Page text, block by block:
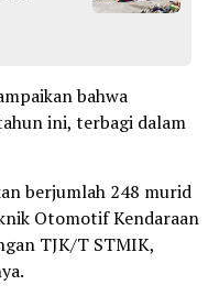
bahwa
ini, terbagi dalam
berjumlah 248 murid
Otomotif Kendaraan
TJK/T STMIK,